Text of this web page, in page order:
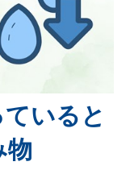
いると
物